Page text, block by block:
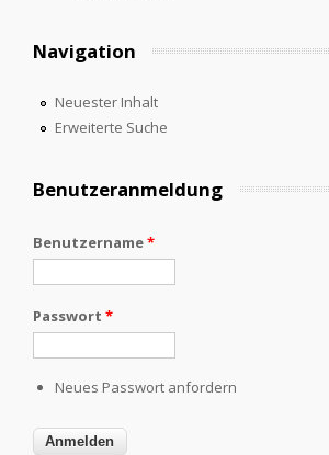
Navigation
Neuester Inhalt
Erweiterte Suche
Benutzeranmeldung
Benutzername*
Passwort *
Neues Passwort anfordern